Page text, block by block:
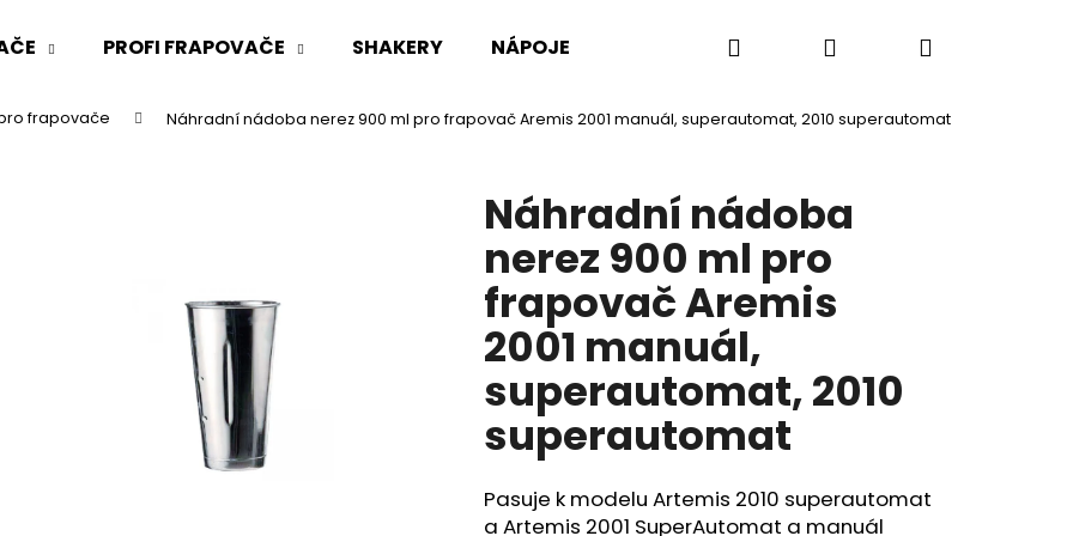
PROFI FRAPOVAČE SHAKERY NÁPOJE PŘÍSLUŠENSTVÍ LISY NA CITRUSY
Hledat PřihlášeníNákupní
frapovače Náhradní nádoba nerez 900 ml pro frapovač Aremis 2001 manuál, superautomat, 2010 superautomat
Náhradní nádoba
nerez 900 ml pro
frapovač Aremis
2001 manuál,
superautomat, 2010
superautomat
Pasuje k modelu Artemis 2010 superautomat
a Artemis 2001 SuperAutomat a manuál
Co potřebujete najít?
Doporučujeme